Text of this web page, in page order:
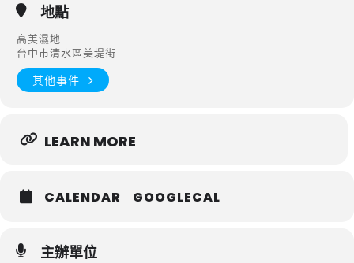
地點
高美濕地
台中市清水區美堤街
其他事件
LEARN MORE
CALENDAR GOOGLECAL
主辦單位